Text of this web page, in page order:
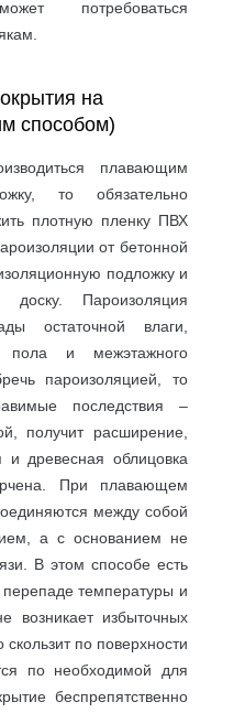
потребоваться
на
способом)
плавающим
то обязательно
плотную пленку ПВХ
от бетонной
подложку и
Пароизоляция
остаточной влаги,
пола и межэтажного
пароизоляцией, то
последствия –
получит расширение,
и древесная облицовка
При плавающем
между собой
а с основанием не
В этом способе есть
температуры и
возникает избыточных
по поверхности
по необходимой для
беспрепятственно